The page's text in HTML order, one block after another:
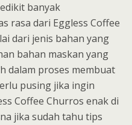
banyak
rasa dari Eggless Coffee
dari jenis bahan yang
bahan maskan yang
dalam proses membuat
pusing jika ingin
Coffee Churros enak di
jika sudah tahu tips